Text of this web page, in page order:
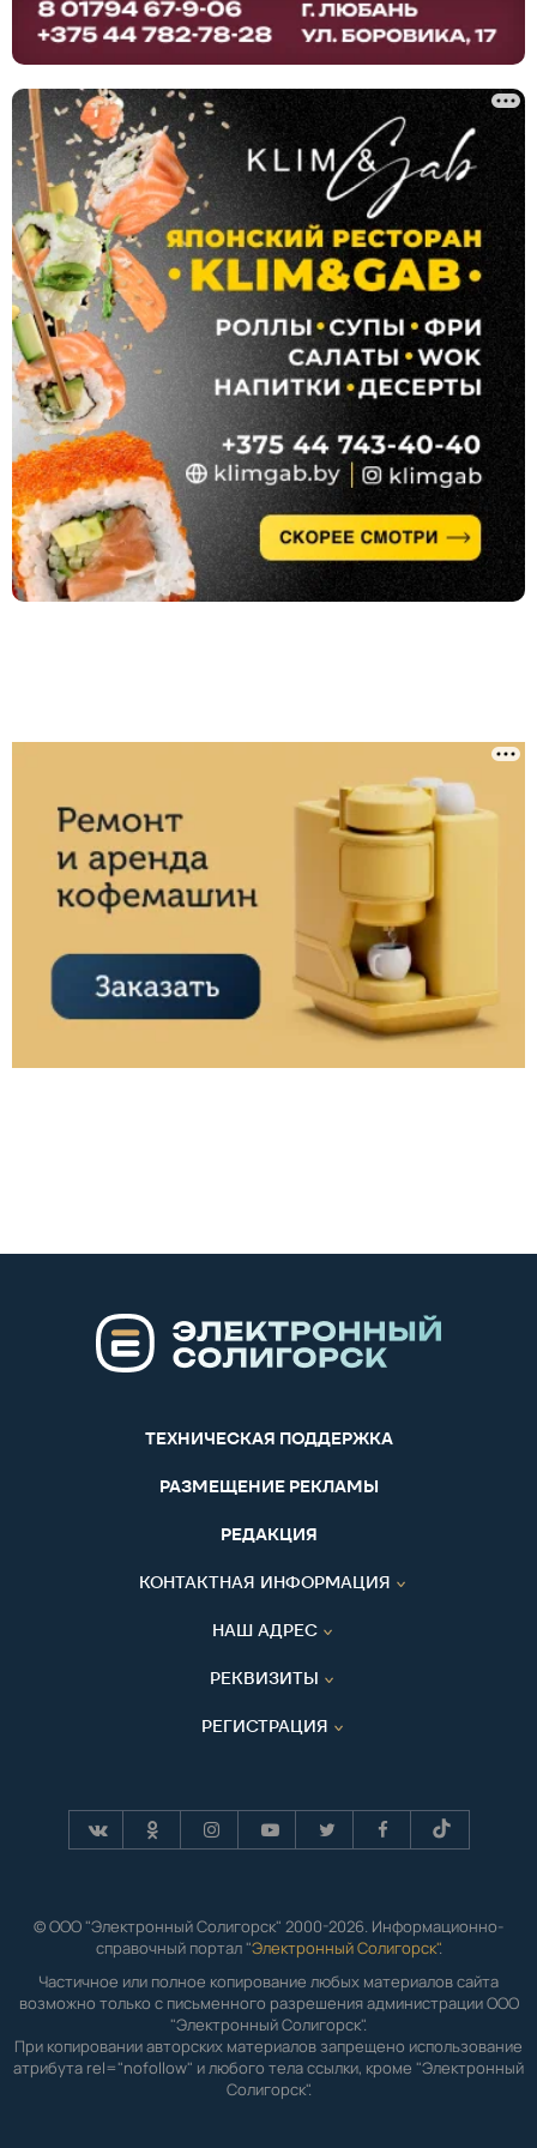
Клининг, уборка
ТЕХНИЧЕСКАЯ ПОДДЕРЖКА
РАЗМЕЩЕНИЕ РЕКЛАМЫ
РЕДАКЦИЯ
КОНТАКТНАЯ ИНФОРМАЦИЯ
НАШ АДРЕС
РЕКВИЗИТЫ
РЕГИСТРАЦИЯ
© ООО "Электронный Солигорск" 2000-2026. Информационно-
справочный портал "Электронный Солигорск".
Частичное или полное копирование любых материалов сайта
возможно только с письменного разрешения администрации ООО
"Электронный Солигорск".
При копировании авторских материалов запрещено использование
атрибута rel="nofollow" и любого тела ссылки, кроме "Электронный
Солигорск".